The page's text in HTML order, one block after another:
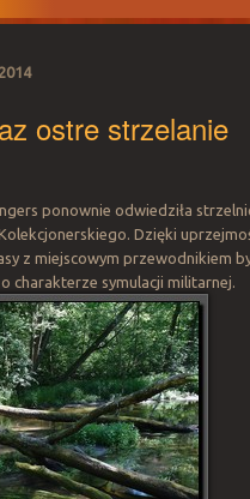
ostre strzelanie
ponownie odwiedziła
Dzięki
z miejscowym przewodnikiem
charakterze symulacji militarnej.